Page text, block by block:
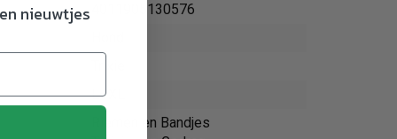
4011905130576
L–XL
Riemen en Bandjes
nieuwtjes